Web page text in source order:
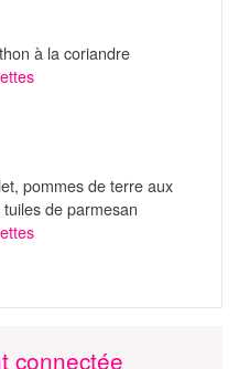
à la coriandre
pommes de terre aux
de parmesan
connectée